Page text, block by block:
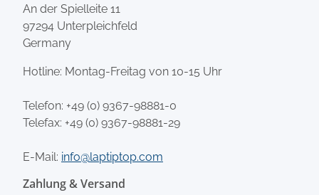
An der Spielleite 11
97294 Unterpleichfeld
Germany
Hotline: Montag-Freitag von 10-15 Uhr
Telefon: +49 (0) 9367-98881-0
Telefax: +49 (0) 9367-98881-29
E-Mail: info@laptiptop.com
Zahlung & Versand